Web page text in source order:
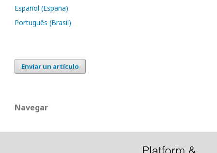
Español (España)
Português (Brasil)
Enviar un artículo
Navegar